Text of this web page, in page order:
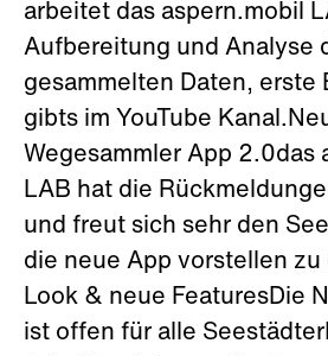
arbeitet das aspern.mobil
Aufbereitung und Analyse
gesammelten Daten, erste
gibts im YouTube
Wegesammler App 2.0das
LAB hat die
und freut sich sehr den
die neue App vorstellen
Look & neue FeaturesDie
ist offen für alle